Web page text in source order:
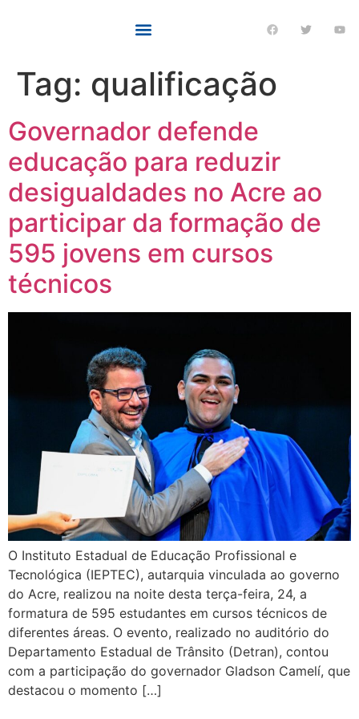
Tag: qualificação
Governador defende
educação para reduzir
desigualdades no Acre ao
participar da formação de
595 jovens em cursos
técnicos
O Instituto Estadual de Educação Profissional e
Tecnológica (IEPTEC), autarquia vinculada ao governo
do Acre, realizou na noite desta terça-feira, 24, a
formatura de 595 estudantes em cursos técnicos de
diferentes áreas. O evento, realizado no auditório do
Departamento Estadual de Trânsito (Detran), contou
com a participação do governador Gladson Camelí, que
destacou o momento […]